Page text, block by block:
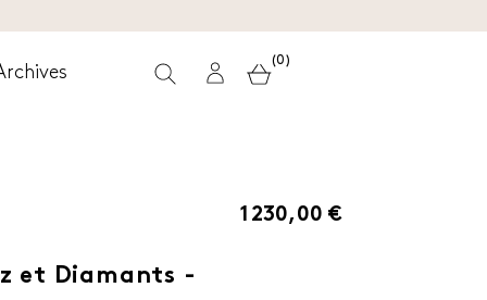
(0)
et Diamants -
1 230,00 €